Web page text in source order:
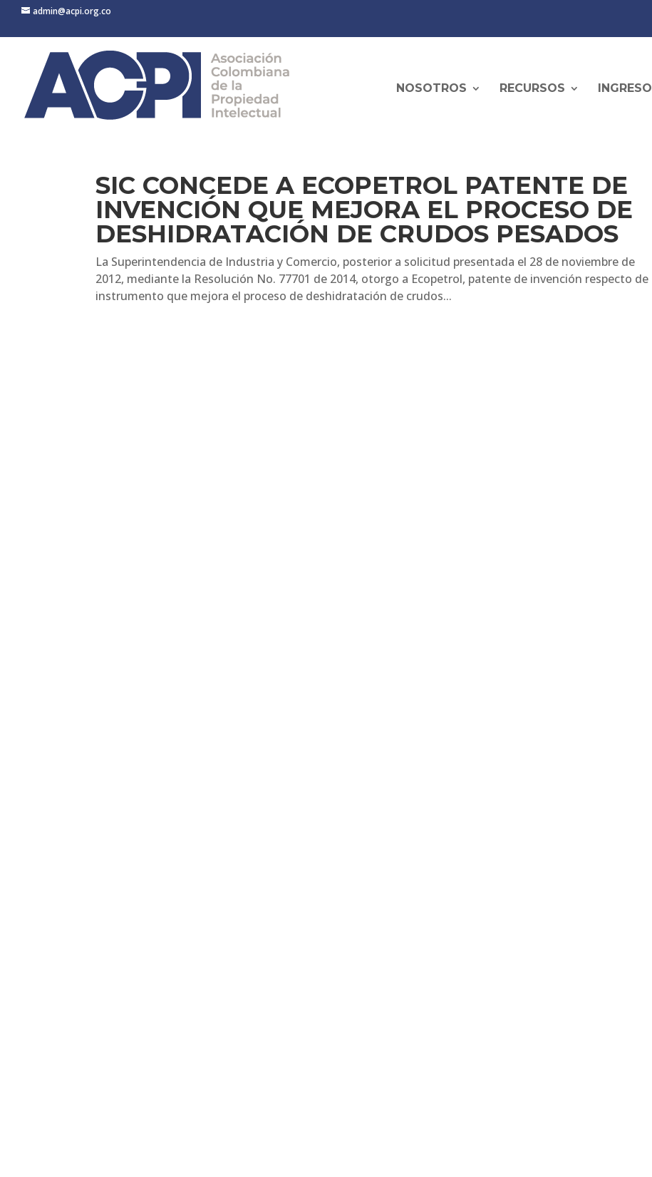
admin@acpi.org.co
NOSOTROS RECURSOS INGRESO
SIC CONCEDE A ECOPETROL PATENTE DE
INVENCIÓN QUE MEJORA EL PROCESO DE
DESHIDRATACIÓN DE CRUDOS PESADOS
La Superintendencia de Industria y Comercio, posterior a solicitud presentada el 28 de noviembre de
2012, mediante la Resolución No. 77701 de 2014, otorgo a Ecopetrol, patente de invención respecto de
instrumento que mejora el proceso de deshidratación de crudos...